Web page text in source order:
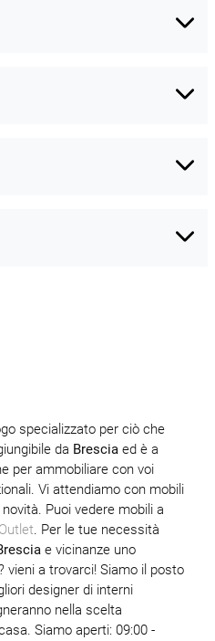
specializzato per ciò che
da Bresciaed è a
per ammobiliare con voi
Vi attendiamo con mobili
Puoi vedere mobili a
Outlet. Per le tue necessità
e vicinanze uno
vieni a trovarci! Siamo il posto
designer di interni
nella scelta
Siamo aperti: 09:00 -